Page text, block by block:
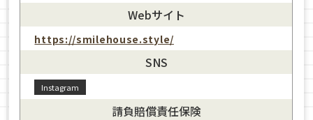
Webサイト
https://smilehouse.style/
SNS
Instagram
請負賠償責任保険